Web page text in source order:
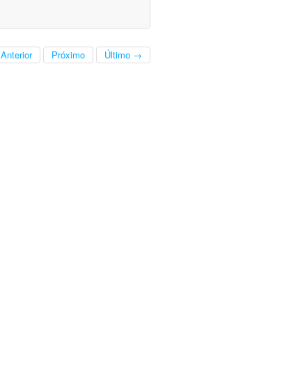
Anterior Próximo Último →